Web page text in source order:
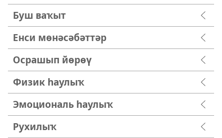
Буш ваҡыт
Енси мөнәсәбәттәр
Осрашып йөрөү
Физик һаулыҡ
Эмоциональ һаулыҡ
Рухилыҡ